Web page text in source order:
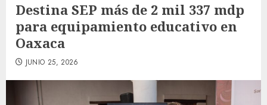
Destina SEP más de 2 mil 337 mdp
para equipamiento educativo en
Oaxaca
JUNIO 25, 2026